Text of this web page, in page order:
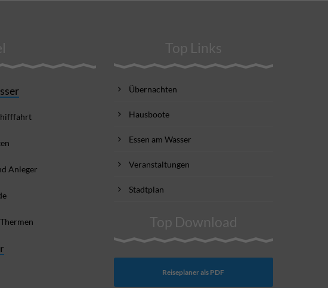
Anleger
Top Links
Übernachten
Hausboote
Essen am Wasser
Veranstaltungen
Stadtplan
Top Download
Reiseplaner als PDF